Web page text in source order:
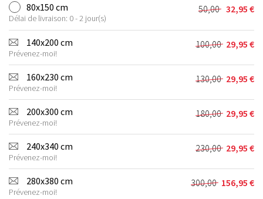
80x150 cm
Délai de livraison: 0 - 2 jour(s)
50,00
Le
prix
initial
était :
50,00 €.
32,95 €
Le
prix
actuel
est :
32,95 €.
140x200 cm
Prévenez-moi!
100,00
Le
prix
initial
était :
100,00 €.
29,95 €
Le
prix
actuel
est :
29,95 €.
160x230 cm
Prévenez-moi!
130,00
Le
prix
initial
était :
130,00 €.
29,95 €
Le
prix
actuel
est :
29,95 €.
200x300 cm
Prévenez-moi!
180,00
Le
prix
initial
était :
180,00 €.
29,95 €
Le
prix
actuel
est :
29,95 €.
240x340 cm
Prévenez-moi!
230,00
Le
prix
initial
était :
29,95 €
Le
prix
actuel
est :
280x380 cm
Prévenez-moi!
300,00
Le 156,95 €
Le